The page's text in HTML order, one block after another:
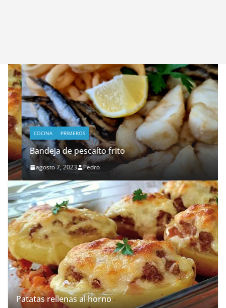
COCINA PRIMEROS
Bandeja de pescaíto frito
agosto 7, 2023 Pedro
Patatas rellenas al horno